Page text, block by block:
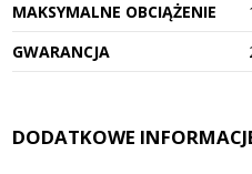
MAKSYMALNE OBCIĄŻENIE
GWARANCJA
DODATKOWE